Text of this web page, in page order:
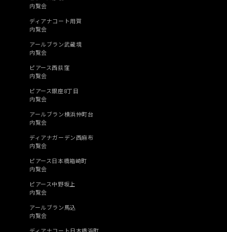
内覧会
ディアナコート用賀
内覧会
アールブラン武蔵境
内覧会
ピアース西荻窪
内覧会
ピアース銀座8丁目
内覧会
アールブラン横浜仲町台
内覧会
ディアナガーデン西麻布
内覧会
ピアース日本橋箱崎町
内覧会
ピアース中野坂上
内覧会
アールブラン馬込
内覧会